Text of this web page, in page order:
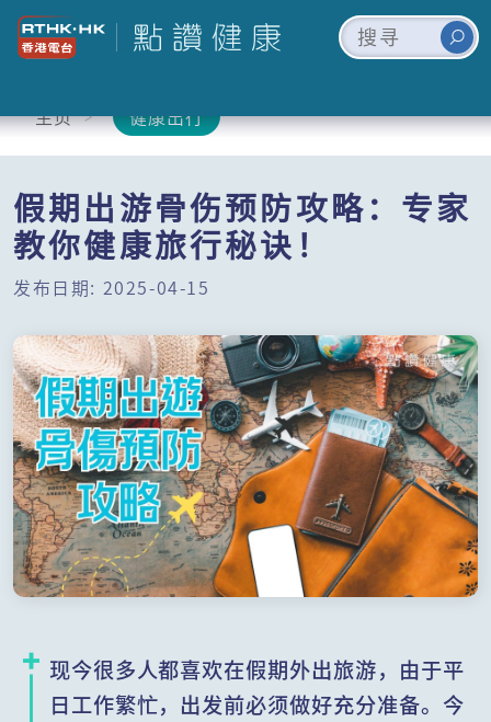
主页 健康出行
假期出游骨伤预防攻略：专家
教你健康旅行秘诀！
发布日期: 2025-04-15
现今很多人都喜欢在假期外出旅游，由于平
日工作繁忙，出发前必须做好充分准备。今